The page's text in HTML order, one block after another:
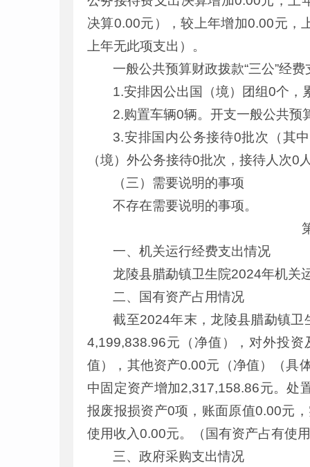
决算0.00元），较上年增加0.00元，
上年无此项支出）。
一般公共预算财政拨款“三公”经
1.安排因公出国（境）团组0个，
2.购置车辆0辆。开支一般公共预
3.安排国内公务接待0批次（其
（境）外公务接待0批次，接待人次0
（三）需要说明的事项
不存在需要说明的事项。
一、机关运行经费支出情况
龙陵县腊勐镇卫生院2024年机关
二、国有资产占用情况
截至2024年末，龙陵县腊勐镇
4,199,838.96元（净值），对外投
值），其他资产0.00元（净值）（具
中固定资产增加2,317,158.86元。处
报废报损资产0项，账面原值0.00元
使用收入0.00元。（国有资产占有使
三、政府采购支出情况